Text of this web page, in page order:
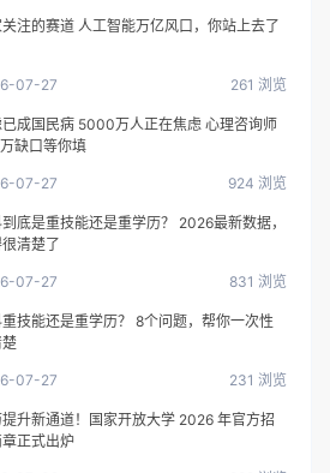
关注的赛道 人工智能万亿风口，你站上去了
07-27 261 浏览
成国民病 5000万人正在焦虑 心理咨询师
缺口等你填
07-27 924 浏览
底是重技能还是重学历？ 2026最新数据，
清楚了
07-27 831 浏览
技能还是重学历？ 8个问题，帮你一次性
07-27 231 浏览
升新通道！国家开放大学 2026 年官方招
章正式出炉